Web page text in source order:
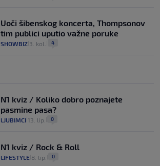
Uoči šibenskog koncerta, Thompsonov
tim publici uputio važne poruke
SHOWBIZ 3. kol. 4
N1 kviz / Koliko dobro poznajete
pasmine pasa?
LJUBIMCI 13. lip. 0
N1 kviz / Rock & Roll
LIFESTYLE 8. lip. 0